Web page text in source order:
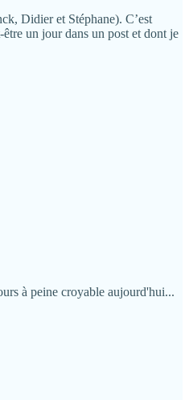
Didier et Stéphane). C’est
un jour dans un post et dont je
à peine croyable aujourd'hui...